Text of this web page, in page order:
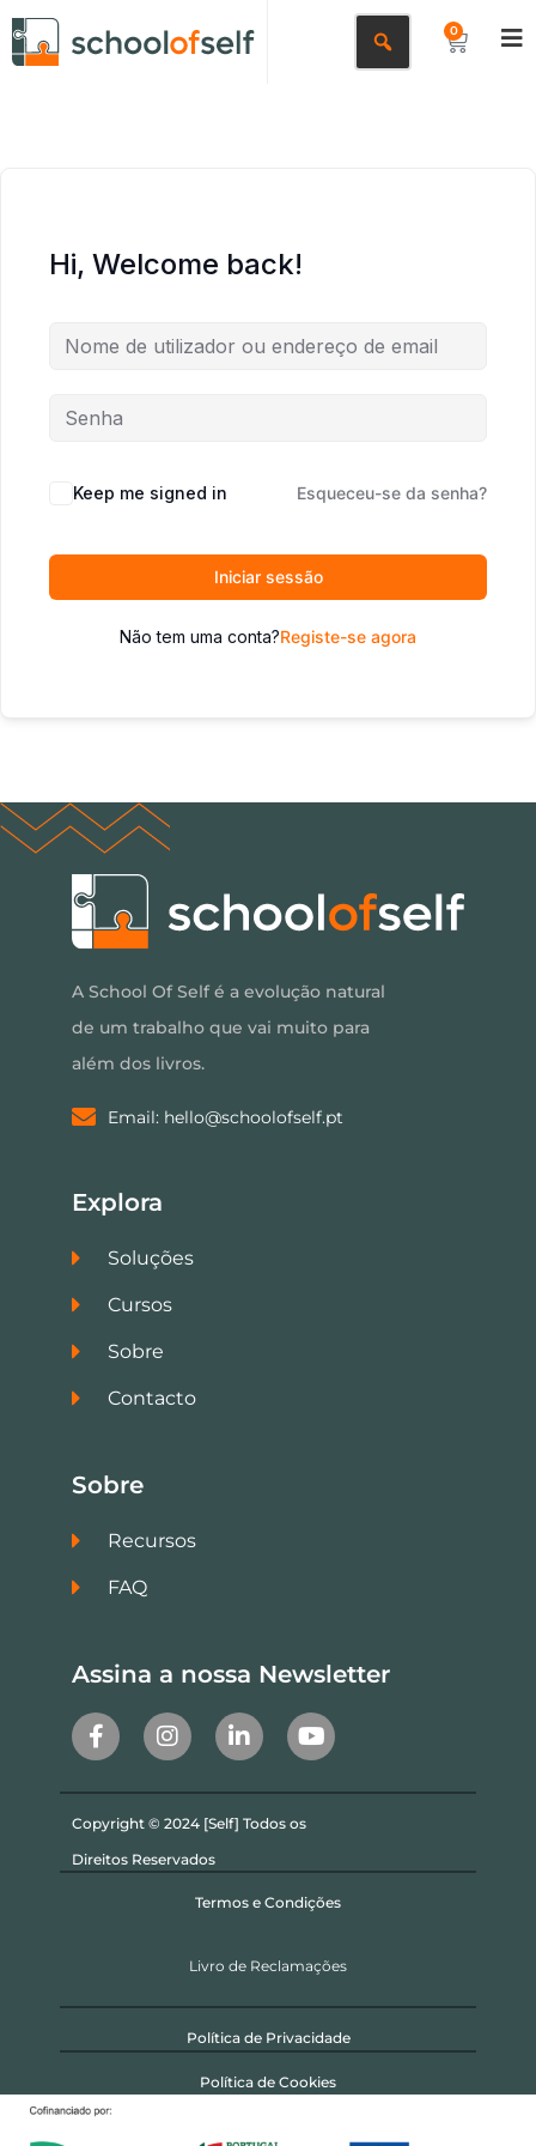
0
Hi, Welcome back!
Keep me signed in Esqueceu-se da senha?
Iniciar sessão
Não tem uma conta?Registe-se agora
A School Of Self é a evolução natural
de um trabalho que vai muito para
além dos livros.
Email: hello@schoolofself.pt
Explora
Soluções
Cursos
Sobre
Contacto
Sobre
Recursos
FAQ
Assina a nossa Newsletter
Copyright © 2024 [Self] Todos os
Direitos Reservados
Termos e Condições
Livro de Reclamações
Política de Privacidade
Política de Cookies